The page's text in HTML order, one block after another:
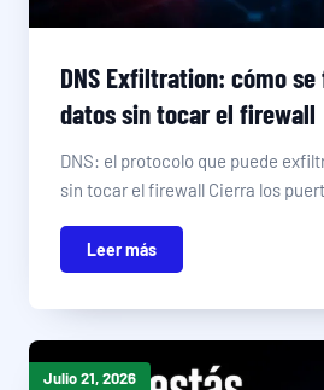
DNS Exfiltration: cómo
datos sin tocar el firewall
DNS: el protocolo que puede
sin tocar el firewall Cierra los
Leer más
Julio 21, 2026